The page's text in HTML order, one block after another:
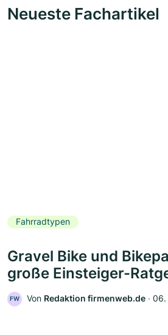
Neueste Fachartikel
Fahrradtypen
Gravel Bike und
große Einsteiger-
FW Von Redaktion firmenweb.de ‧ 06.